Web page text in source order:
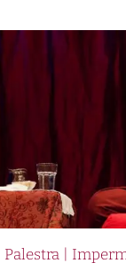
Palestra |